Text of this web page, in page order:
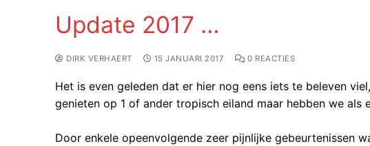
Update 2017 …
DIRK VERHAERT 15 JANUARI 2017 0 REACTIES
Het is even geleden dat er hier nog eens iets te beleven
genieten op 1 of ander tropisch eiland maar hebben we
Door enkele opeenvolgende zeer pijnlijke gebeurtenissen